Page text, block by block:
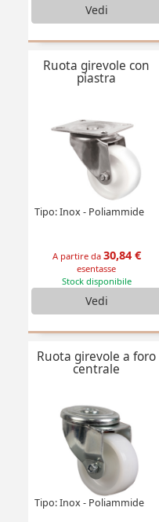
Vedi
Ruota girevole con
piastra
Tipo: Inox - Poliammide
A partire da 30,84 €
esentasse
Stock disponibile
Vedi
Ruota girevole a foro
centrale
Tipo: Inox - Poliammide